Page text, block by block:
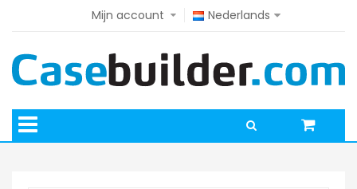
Nederlands
Mijn account